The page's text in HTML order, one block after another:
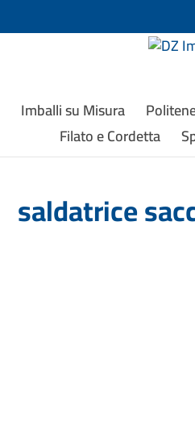
Imballi su Misura
Filato e Cordetta
saldatrice